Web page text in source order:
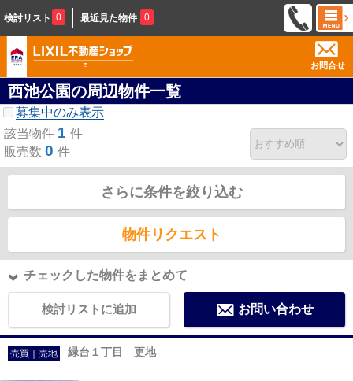
検討リスト 0 最近見た物件 0
お問合せ
西池公園の周辺物件一覧
募集中のみ表示
該当物件 1 件
販売数 0 件
さらに条件を絞り込む
物件リクエスト
チェックした物件をまとめて
検討リストに追加 お問い合わせ
売買｜売地 緑台１丁目 更地